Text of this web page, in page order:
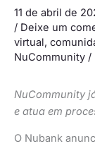
11 de abril de
/ Deixe um
virtual,
NuCommunity /
NuCommunity
e atua em
O Nubank